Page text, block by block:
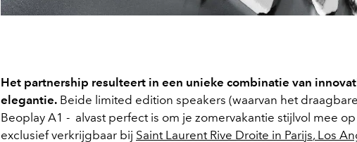
Het partnership resulteert in een unieke combinatie van
elegantie. Beide limited edition speakers (waarvan het
Beoplay A1 - alvast perfect is om je zomervakantie stijlvol mee
exclusief verkrijgbaar bij Saint Laurent Rive Droite in Parijs, Los